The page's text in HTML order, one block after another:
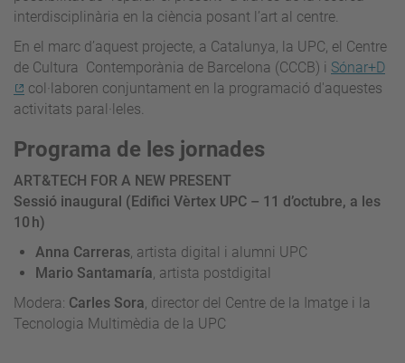
interdisciplinària en la ciència posant l’art al centre.
En el marc d’aquest projecte, a Catalunya, la UPC, el Centre
de Cultura Contemporània de Barcelona (CCCB) i Sónar+D
col·laboren conjuntament en la programació d'aquestes
activitats paral·leles.
Programa de les jornades
ART&TECH FOR A NEW PRESENT
Sessió inaugural (Edifici Vèrtex UPC – 11 d’octubre, a les
10 h)
Anna Carreras , artista digital i alumni UPC
Mario Santamaría , artista postdigital
Modera: Carles Sora , director del Centre de la Imatge i la
Tecnologia Multimèdia de la UPC